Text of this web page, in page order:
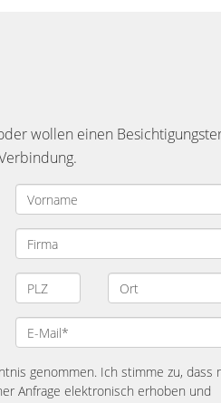
wollen einen
genommen. Ich stimme zu, dass
Anfrage elektronisch erhoben und